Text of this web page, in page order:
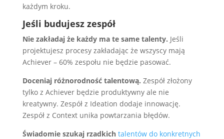
każdym kroku.
Jeśli budujesz zespół
Nie zakładaj że każdy ma te same talenty. Jeśli
projektujesz procesy zakładając że wszyscy mają
Achiever – 60% zespołu nie będzie pasować.
Doceniaj różnorodność talentową. Zespół złożony
tylko z Achiever będzie produktywny ale nie
kreatywny. Zespół z Ideation dodaje innowację.
Zespół z Context unika powtarzania błędów.
Świadomie szukaj rzadkich talentów do konkretnych